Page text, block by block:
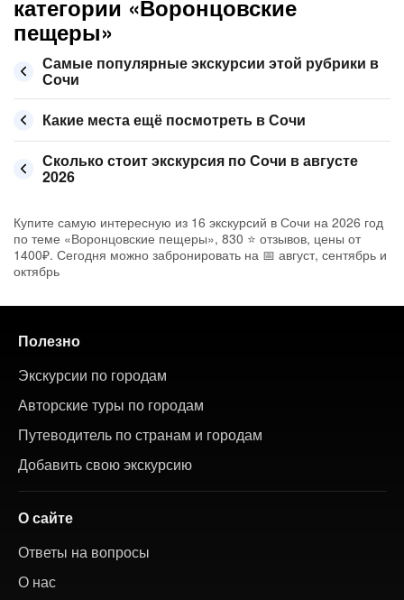
категории «Воронцовские
пещеры»
Самые популярные экскурсии этой рубрики в
Сочи
Какие места ещё посмотреть в Сочи
Сколько стоит экскурсия по Сочи в августе
2026
Купите самую интересную из 16 экскурсий в Сочи на 2026 год
по теме «Воронцовские пещеры», 830 ⭐ отзывов, цены от
1400₽. Сегодня можно забронировать на 📅 август, сентябрь и
октябрь
Полезно
Экскурсии по городам
Авторские туры по городам
Путеводитель по странам и городам
Добавить свою экскурсию
О сайте
Ответы на вопросы
О нас